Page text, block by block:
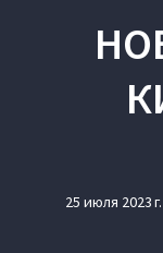
25 июля 2023 г.